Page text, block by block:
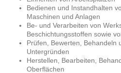
Bedienen und Instandhalten
Maschinen und Anlagen
Be- und Verarbeiten von
Beschichtungsstoffen sowie
Prüfen, Bewerten, Behandeln
Untergründen
Herstellen, Bearbeiten,
Oberflächen